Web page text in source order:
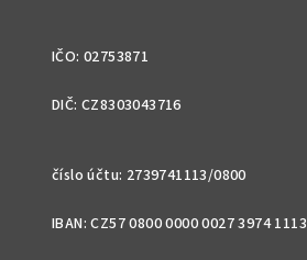
IČO: 02753871
DIČ: CZ8303043716
číslo účtu: 2739741113/0800
IBAN: CZ57 0800 0000 0027 3974 1113